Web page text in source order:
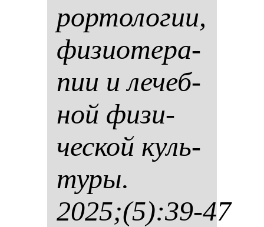
рор­то­ло­гии,
фи­зи­оте­ра­
пии и ле­чеб­
ной фи­зи­
чес­кой куль­
ту­ры.
2025;(5):39-47